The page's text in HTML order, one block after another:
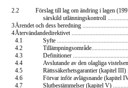
2.2
Förslag till lag om ändring i lagen
särskild utlänningskontroll
3Ärendet och dess beredning
4Återvändandedirektivet
4.1
Syfte
4.2
4.3
Definitioner
4.4
Avslutande av den olagliga
4.5
Rättssäkerhetsgarantier (kapitel
4.6
Förvar inför avlägsnande (kapitel
4.7
Slutbestämmelser (kapitel V)